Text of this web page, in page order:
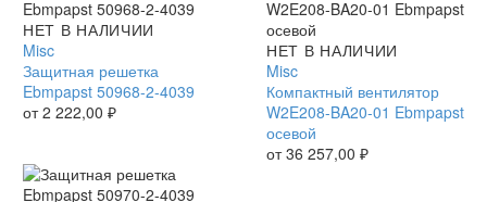
Защитная
решетка
Ebmpapst
50968-
2-
НЕТ В НАЛИЧИИ
Misc
Защитная решетка
Ebmpapst 50968-2-4039
от2 222,00 ₽
Компактный
вентилятор
W2E208-
BA20-
01
Ebmpapst
НЕТ В НАЛИЧИИ
Misc
Компактный вентилятор
W2E208-BA20-01 Ebmpapst
осевой
от36 257,00 ₽